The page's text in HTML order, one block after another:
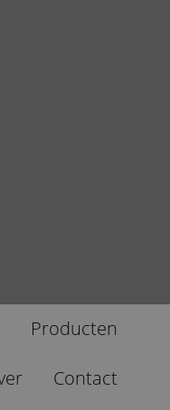
Producten
Contact